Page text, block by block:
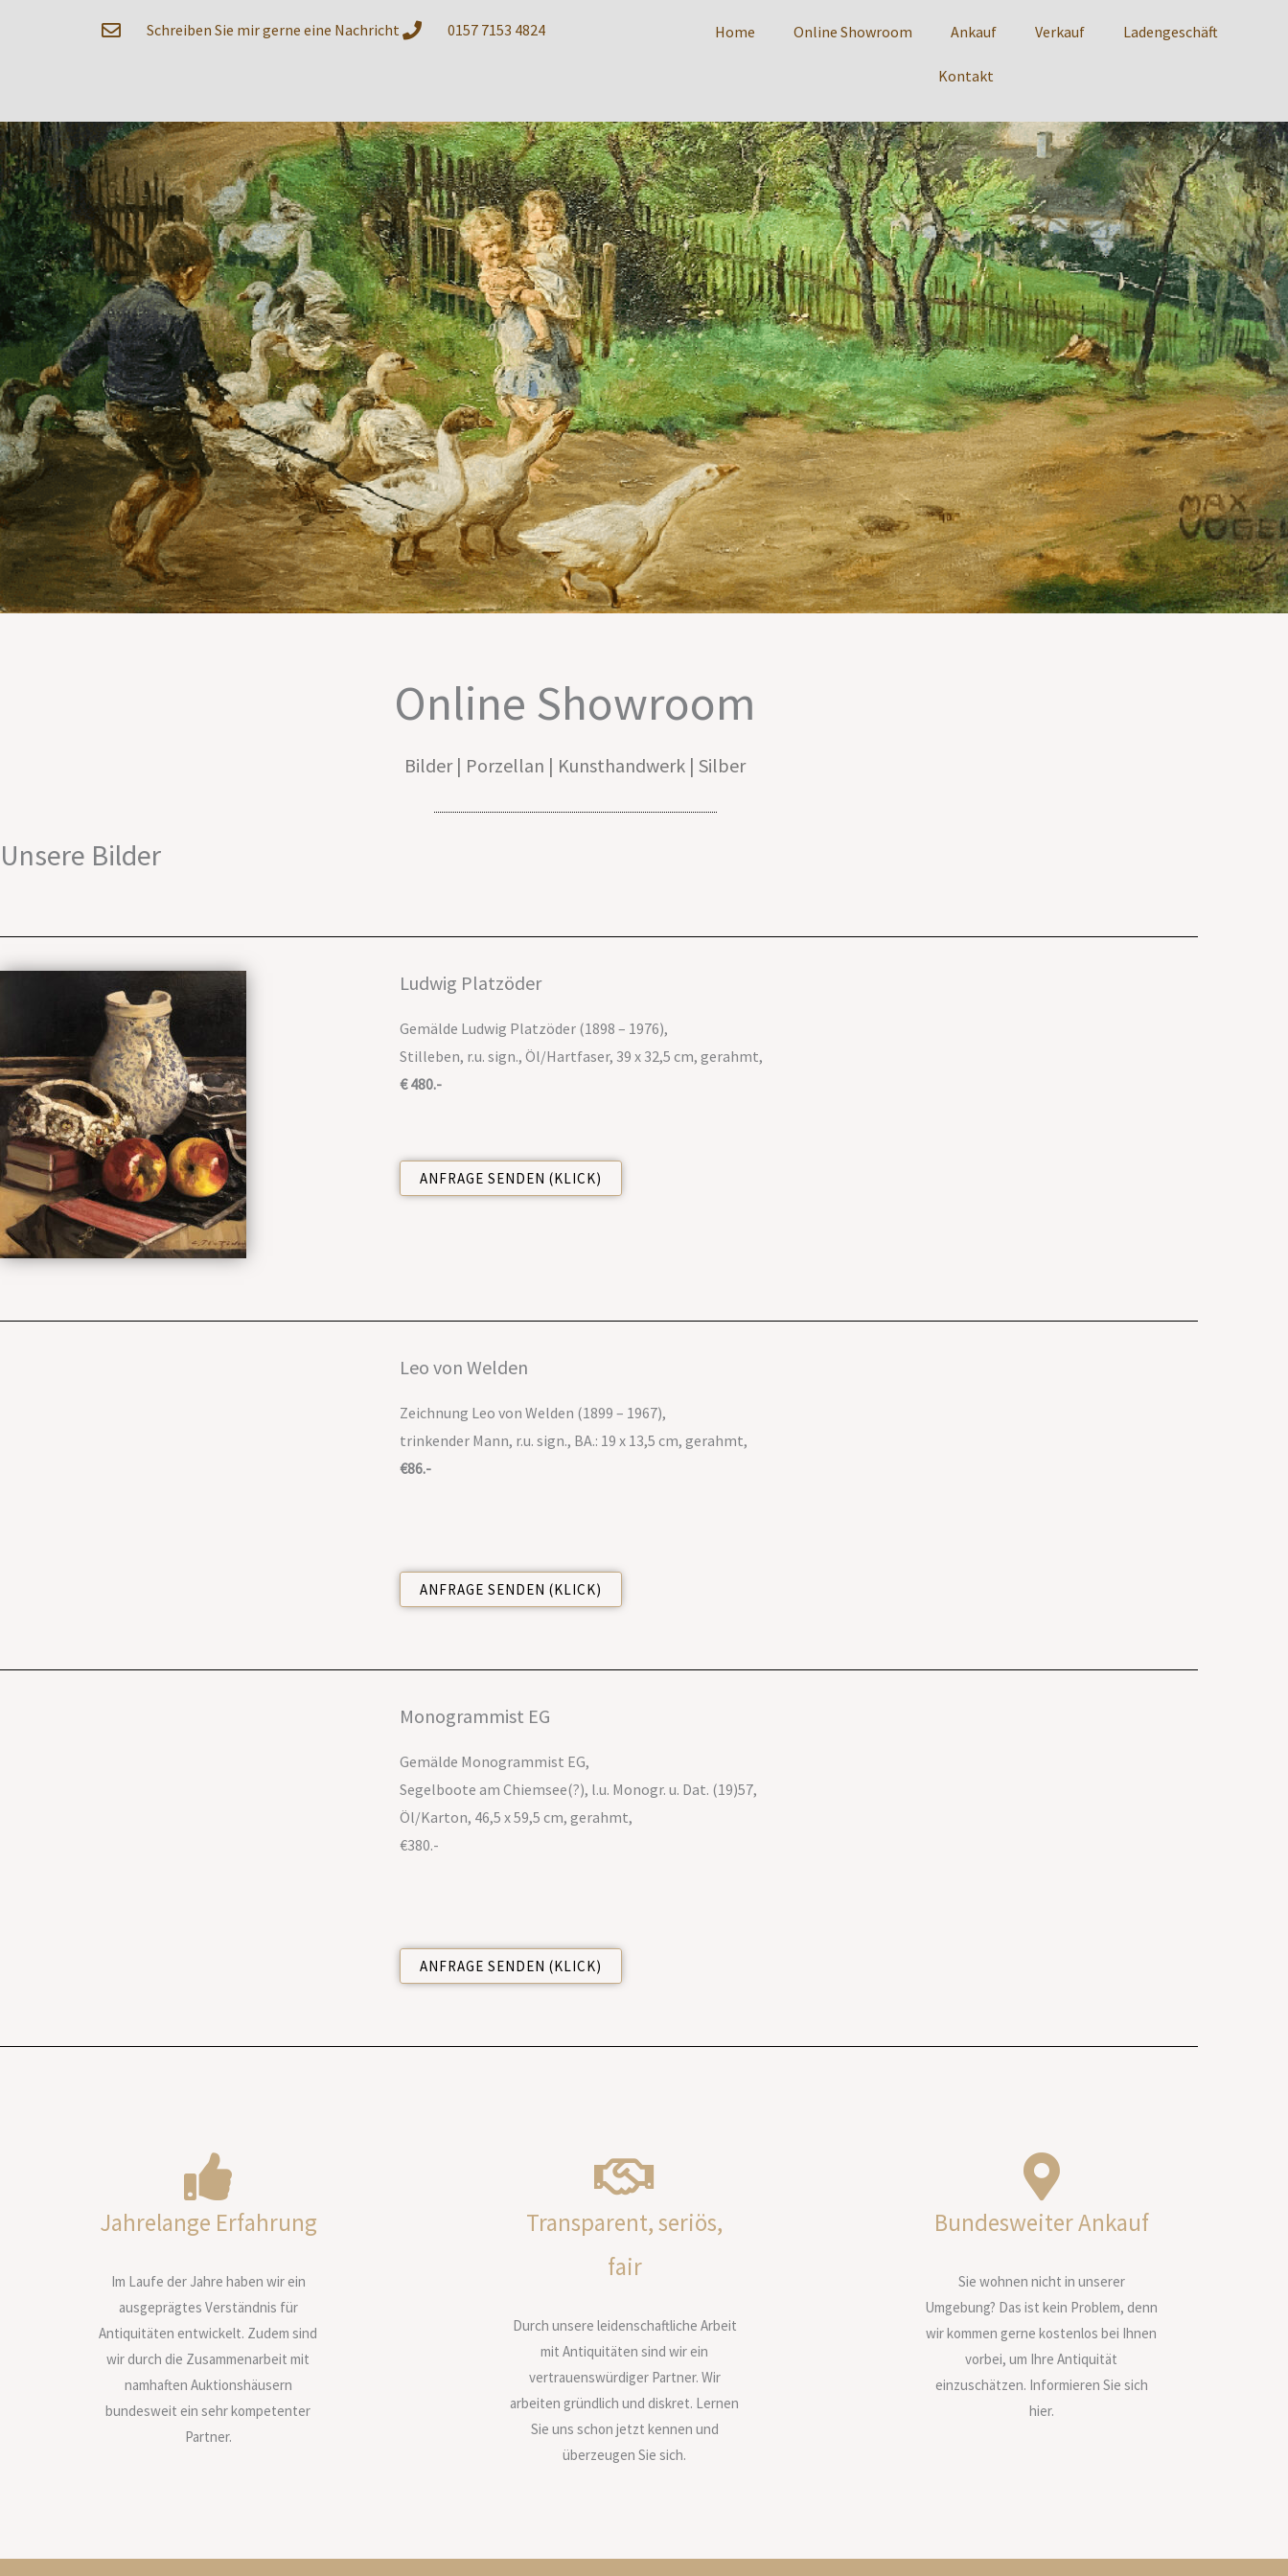
Schreiben Sie mir gerne eine Nachricht 0157 7153 4824 Home Online Showroom Ankauf Verkauf Ladengeschäft
Kontakt
Online Showroom
Bilder | Porzellan | Kunsthandwerk | Silber
Unsere Bilder
Ludwig Platzöder
Gemälde Ludwig Platzöder (1898 – 1976),
Stilleben, r.u. sign., Öl/Hartfaser, 39 x 32,5 cm, gerahmt,
€ 480.-
ANFRAGE SENDEN (KLICK)
Leo von Welden
Zeichnung Leo von Welden (1899 – 1967),
trinkender Mann, r.u. sign., BA.: 19 x 13,5 cm, gerahmt,
€86.-
ANFRAGE SENDEN (KLICK)
Monogrammist EG
Gemälde Monogrammist EG,
Segelboote am Chiemsee(?), l.u. Monogr. u. Dat. (19)57,
Öl/Karton, 46,5 x 59,5 cm, gerahmt,
€380.-
ANFRAGE SENDEN (KLICK)
Jahrelange Erfahrung
Im Laufe der Jahre haben wir ein
ausgeprägtes Verständnis für
Antiquitäten entwickelt. Zudem sind
wir durch die Zusammenarbeit mit
namhaften Auktionshäusern
bundesweit ein sehr kompetenter
Partner.
Transparent, seriös,
fair
Durch unsere leidenschaftliche Arbeit
mit Antiquitäten sind wir ein
vertrauenswürdiger Partner. Wir
arbeiten gründlich und diskret. Lernen
Sie uns schon jetzt kennen und
überzeugen Sie sich.
Bundesweiter Ankauf
Sie wohnen nicht in unserer
Umgebung? Das ist kein Problem, denn
wir kommen gerne kostenlos bei Ihnen
vorbei, um Ihre Antiquität
einzuschätzen. Informieren Sie sich
hier.